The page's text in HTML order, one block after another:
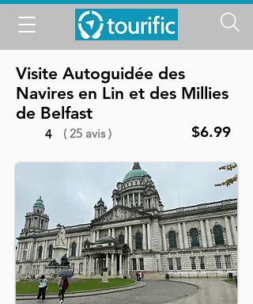
Visite Autoguidée des
Navires en Lin et des Millies
de Belfast
4 ( 25 avis ) $6.99